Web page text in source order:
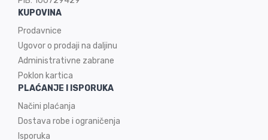
KUPOVINA
Prodavnice
Ugovor o prodaji na daljinu
Administrativne zabrane
Poklon kartica
PLAĆANJE I ISPORUKA
Načini plaćanja
Dostava robe i ograničenja
Isporuka